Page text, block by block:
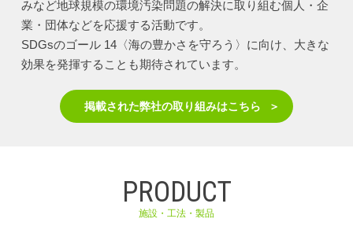
みなど地球規模の環境汚染問題の解決に取り組む個人・企
業・団体などを応援する活動です。
SDGsのゴール 14〈海の豊かさを守ろう〉に向け、大きな
効果を発揮することも期待されています。
掲載された弊社の取り組みはこちら
PRODUCT
施設・工法・製品